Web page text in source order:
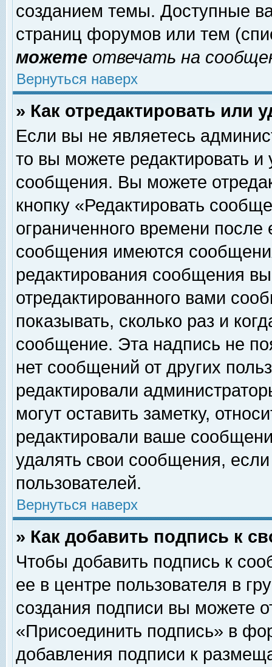
созданием темы. Доступные
страниц форумов или тем
можете отвечать на
Вернуться наверх
» Как отредактировать или
Если вы не являетесь
то вы можете редактировать и
сообщения. Вы можете
кнопку «Редактировать
ограниченного времени
сообщения имеются
редактирования сообщения
отредактированного вами
показывать, сколько раз и
сообщение. Эта надпись не
нет сообщений от других
редактировали
могут оставить заметку,
редактировали ваше
удалять свои сообщения,
пользователей.
Вернуться наверх
» Как добавить подпись к
Чтобы добавить подпись к
ее в центре пользователя в
создания подписи вы можете
«Присоединить подпись» в
добавления подписи к